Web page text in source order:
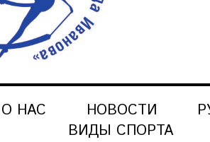
О НАС НОВОСТИ
ВИДЫ СПОРТА